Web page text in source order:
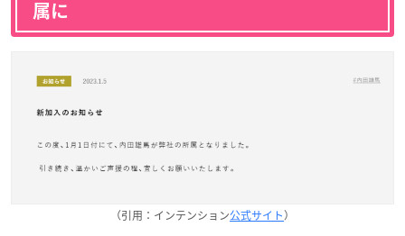
属に
（引用：インテンション公式サイト）